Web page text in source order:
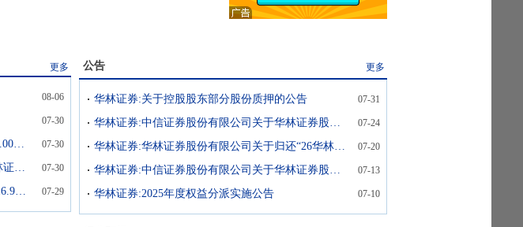
更多
08-06
07-30
华林证券：深圳市立业集团有限公司质押5400.00万股用于自身经营发展 07-30
大金融轮动提速，券商板块盘中涨超2%！华林证券封板涨停，华安证券月内暴跌30%迎反弹 07-30
非银金融行业今日涨1.25%，主力资金净流入16.95亿元 07-29
公告 更多
华林证券:关于控股股东部分股份质押的公告 07-31
华林证券:中信证券股份有限公司关于华林证券股份有限公司归还“26华林01”临时补充流动资金的募集资金之临时受托管理事务报告 07-24
华林证券:华林证券股份有限公司关于归还“26华林01”临时补充流动资金的募集资金的公告 07-20
华林证券:中信证券股份有限公司关于华林证券股份有限公司归还“26华林01”临时补充流动资金的募集资金之临时受托管理事务报告 07-13
华林证券:2025年度权益分派实施公告 07-10